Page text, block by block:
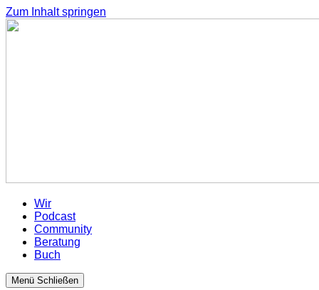
Zum Inhalt springen
Wir
Podcast
Community
Beratung
Buch
Menü Schließen